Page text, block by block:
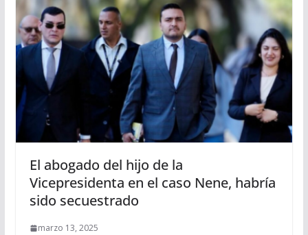
El abogado del hijo de la
Vicepresidenta en el caso Nene, habría
sido secuestrado
marzo 13, 2025